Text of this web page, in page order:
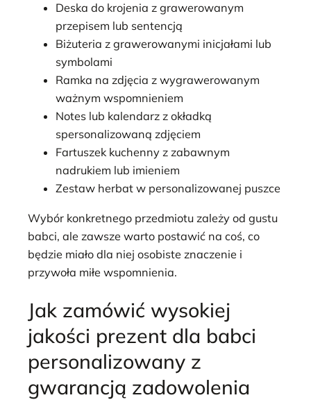
Deska do krojenia z grawerowanym
przepisem lub sentencją
Biżuteria z grawerowanymi inicjałami lub
symbolami
Ramka na zdjęcia z wygrawerowanym
ważnym wspomnieniem
Notes lub kalendarz z okładką
spersonalizowaną zdjęciem
Fartuszek kuchenny z zabawnym
nadrukiem lub imieniem
Zestaw herbat w personalizowanej puszce
Wybór konkretnego przedmiotu zależy od gustu
babci, ale zawsze warto postawić na coś, co
będzie miało dla niej osobiste znaczenie i
przywoła miłe wspomnienia.
Jak zamówić wysokiej
jakości prezent dla babci
personalizowany z
gwarancją zadowolenia